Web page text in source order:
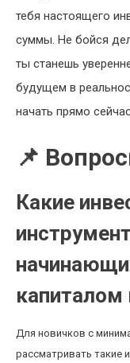
тебя настоящего
суммы. Не бойся
ты станешь
будущем в
начать прямо
📌
Какие
капиталом
Для новичков с
рассматривать такие